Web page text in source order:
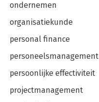
ondernemen
organisatiekunde
personal finance
personeelsmanagement
persoonlijke effectiviteit
projectmanagement